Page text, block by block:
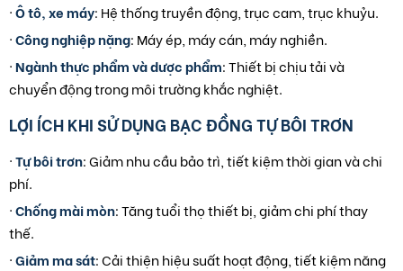
·Ô tô, xe máy: Hệ thống truyền động, trục cam, trục khuỷu.
·Công nghiệp nặng: Máy ép, máy cán, máy nghiền.
·Ngành thực phẩm và dược phẩm: Thiết bị chịu tải và
chuyển động trong môi trường khắc nghiệt.
LỢI ÍCH KHI SỬ DỤNG BẠC ĐỒNG TỰ BÔI TRƠN
·Tự bôi trơn: Giảm nhu cầu bảo trì, tiết kiệm thời gian và chi
phí.
·Chống mài mòn: Tăng tuổi thọ thiết bị, giảm chi phí thay
thế.
·Giảm ma sát: Cải thiện hiệu suất hoạt động, tiết kiệm năng